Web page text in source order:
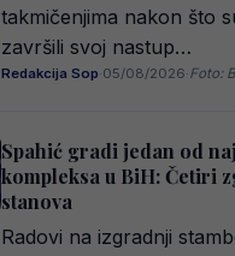
takmičenjima nakon što
završili svoj nastup…
Redakcija Sop·05/08/2026·Foto:
Spahić gradi jedan od
kompleksa u BiH: Četiri
stanova
Radovi na izgradnji